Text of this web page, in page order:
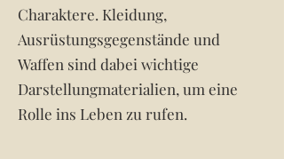
Charaktere. Kleidung,
Ausrüstungsgegenstände und
Waffen sind dabei wichtige
Darstellungmaterialien, um eine
Rolle ins Leben zu rufen.